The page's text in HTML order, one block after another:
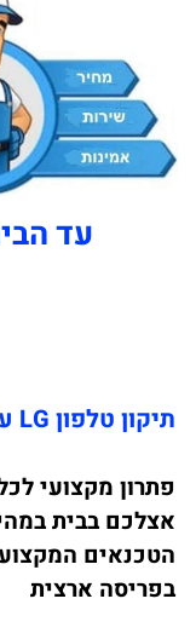
עד
תיקון טלפון LG עד הבית:
אצלכם בבית
הטכנאים
בפריסה ארצית